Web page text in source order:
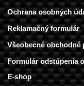
Ochrana osobných
Reklamačný formulár
Všeobecné obchodné
Formulár odstúpenia
E-shop